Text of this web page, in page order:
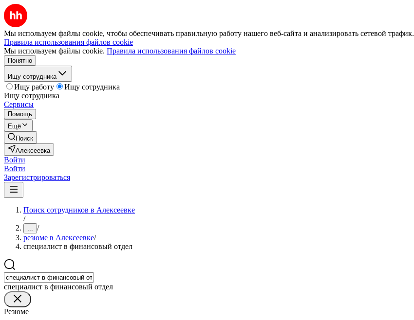
Мы используем файлы cookie, чтобы обеспечивать правильную работу нашего веб-сайта и анализировать сетевой трафик.
Правила использования файлов cookie
Мы используем файлы cookie. Правила использования файлов cookie
Понятно
Ищу сотрудника
Ищу работу
Ищу сотрудника
Ищу сотрудника
Сервисы
Помощь
Ещё
Поиск
Алексеевка
Войти
Войти
Зарегистрироваться
Поиск сотрудников в Алексеевке
/
... /
резюме в Алексеевке/
специалист в финансовый отдел
специалист в финансовый отдел
Резюме